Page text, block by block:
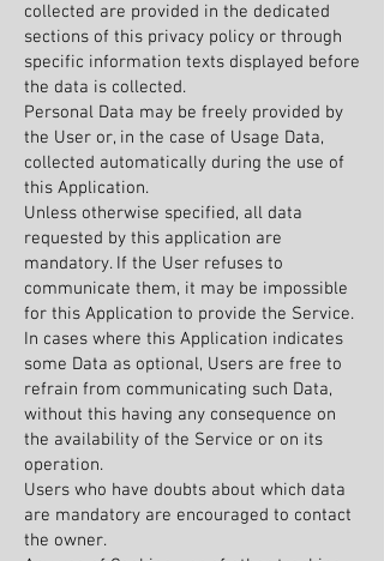
collected are provided in the dedicated
sections of this privacy policy or through
specific information texts displayed before
the data is collected.
Personal Data may be freely provided by
the User or, in the case of Usage Data,
collected automatically during the use of
this Application.
Unless otherwise specified, all data
requested by this application are
mandatory. If the User refuses to
communicate them, it may be impossible
for this Application to provide the Service.
In cases where this Application indicates
some Data as optional, Users are free to
refrain from communicating such Data,
without this having any consequence on
the availability of the Service or on its
operation.
Users who have doubts about which data
are mandatory are encouraged to contact
the owner.